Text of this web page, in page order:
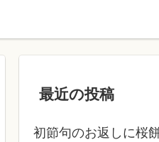
最近の投稿
初節句のお返しに桜